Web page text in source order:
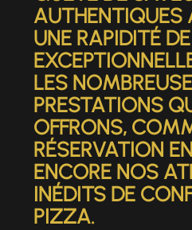
AUTHENTIQUES
UNE RAPIDITÉ
LES
PRESTATIONS
OFFRONS,
RÉSERVATION
ENCORE NOS
INÉDITS DE
PIZZA.